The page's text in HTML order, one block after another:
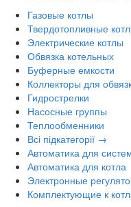
Газовые котлы
Твердотопливные
Электрические котлы
Обвязка котельных
Буферные емкости
Коллекторы для
Гидрострелки
Насосные группы
Теплообменники
Всі підкатегорії →
Автоматика для
Автоматика для котла
Электронные
Комплектующие к